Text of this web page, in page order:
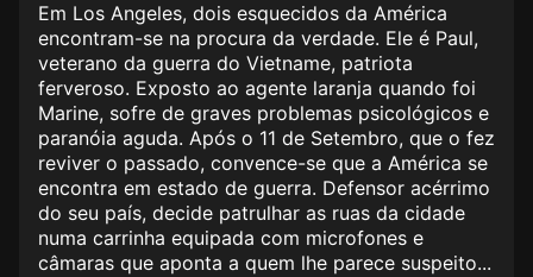
Em Los Angeles, dois esquecidos da América
encontram-se na procura da verdade. Ele é Paul,
veterano da guerra do Vietname, patriota
ferveroso. Exposto ao agente laranja quando foi
Marine, sofre de graves problemas psicológicos e
paranóia aguda. Após o 11 de Setembro, que o fez
reviver o passado, convence-se que a América se
encontra em estado de guerra. Defensor acérrimo
do seu país, decide patrulhar as ruas da cidade
numa carrinha equipada com microfones e
câmaras que aponta a quem lhe parece suspeito...